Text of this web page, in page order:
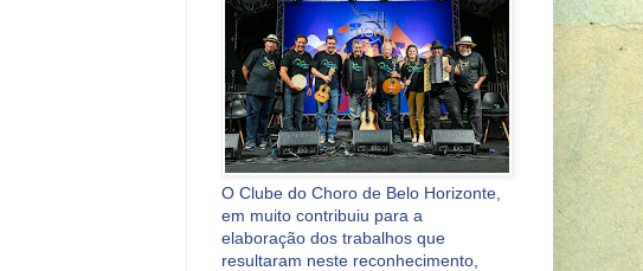
O Clube do Choro de Belo Horizonte,
em muito contribuiu para a
elaboração dos trabalhos que
resultaram neste reconhecimento,